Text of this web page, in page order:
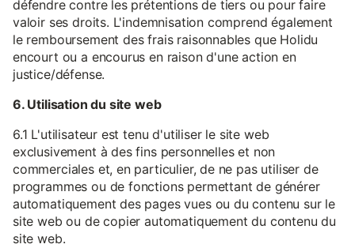
défendre contre les prétentions de tiers ou pour faire
valoir ses droits. L'indemnisation comprend également
le remboursement des frais raisonnables que Holidu
encourt ou a encourus en raison d'une action en
justice/défense.
6. Utilisation du site web
6.1 L'utilisateur est tenu d'utiliser le site web
exclusivement à des fins personnelles et non
commerciales et, en particulier, de ne pas utiliser de
programmes ou de fonctions permettant de générer
automatiquement des pages vues ou du contenu sur le
site web ou de copier automatiquement du contenu du
site web.